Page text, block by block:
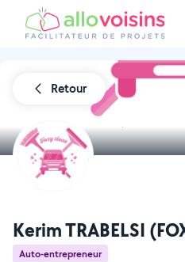
Retour
Kerim TRABELSI
Auto-entrepreneur